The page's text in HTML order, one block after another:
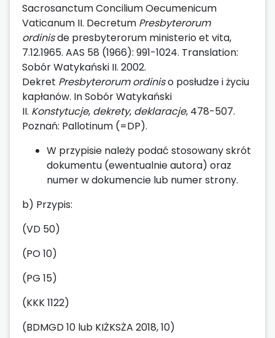
Sacrosanctum Concilium Oecumenicum
Vaticanum II. Decretum Presbyterorum
ordinisde presbyterorum ministerio et vita,
7.12.1965. AAS 58 (1966): 991-1024. Translation:
Sobór Watykański II. 2002.
Dekret Presbyterorum ordiniso posłudze i życiu
kapłanów. In Sobór Watykański
II. Konstytucje, dekrety, deklaracje, 478-507.
Poznań: Pallotinum (=DP).
W przypisie należy podać stosowany skrót
dokumentu (ewentualnie autora) oraz
numer w dokumencie lub numer strony.
b) Przypis:
(VD 50)
(PO 10)
(PG 15)
(KKK 1122)
(BDMGD 10 lub KIŻKSŻA 2018, 10)